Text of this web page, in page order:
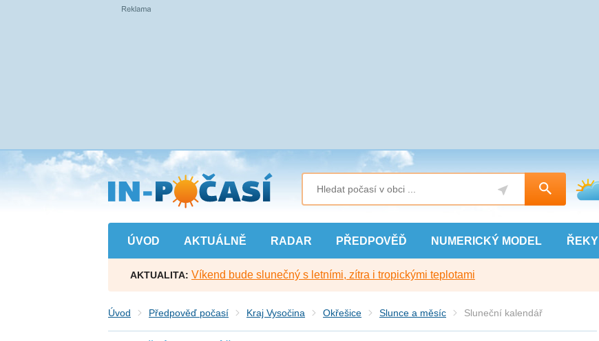
Přejít
na
hlavní
obsah
ÚVOD AKTUÁLNĚ RADAR PŘEDPOVĚĎ NUMERICKÝ MODEL ŘEKY
AKTUALITA: Víkend bude slunečný s letními, zítra i tropickými teplotami
Úvod Předpověď počasí Kraj Vysočina Okřešice Slunce a měsíc Sluneční kalendář